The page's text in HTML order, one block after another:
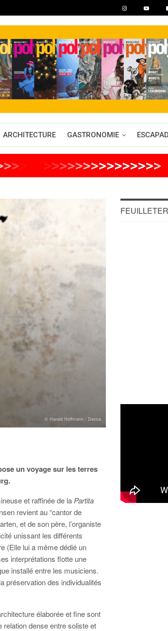
ARCHITECTURE GASTRONOMIE
>> >>>>>>> >>>>>>>
© Harald Hoffmann / Decca
un voyage sur les terres
et raffinée de la Partita
revient au “cantor de
et de son père, l’organiste
unissant les différents
(Elle lui a même dédié un
interprétations flotte une
installé entre les musiciens.
préservation des individualités
élaborée et fine sont
dense entre soliste et